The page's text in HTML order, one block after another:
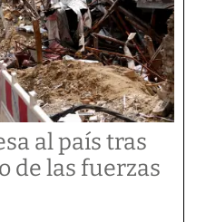
al país tras
de las fuerzas